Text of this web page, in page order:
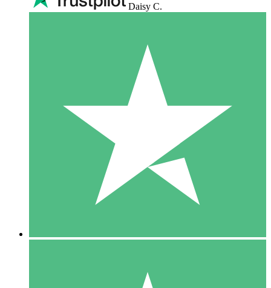
Daisy C.